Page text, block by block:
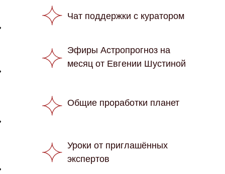
Чат поддержки с куратором
Эфиры Астропрогноз на
месяц от Евгении Шустиной
Общие проработки планет
Уроки от приглашённых
экспертов